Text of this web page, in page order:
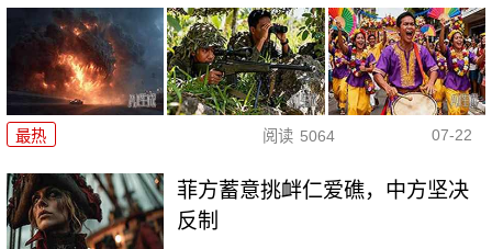
最热 阅读 5064 07-22
菲方蓄意挑衅仁爱礁，中方坚决
反制